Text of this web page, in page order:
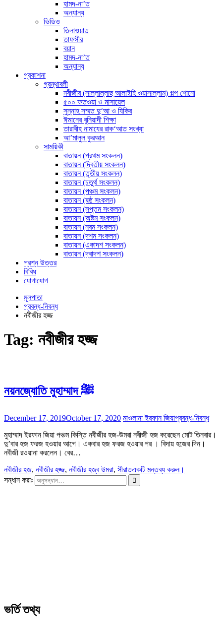
হামদ-না’ত
অন্যান্য
ভিডিও
তিলাওয়াত
তাফসীর
বয়ান
হামদ-না’ত
অন্যান্য
প্রকাশনা
গ্রন্থাবলী
নবীজীর (সাল্লাল্লাহু আলাইহি ওয়াসাল্লাম) গল্প শোনো
৫০০ ফতওয়া ও মাসায়েল
সুন্নাহ সম্মত দু‘আ ও যিকির
ঈমানের বুনিয়াদী শিক্ষা
তারাবীহ নামাযের রাক‘আত সংখ্যা
আ’মালুল কুরআন
সাময়িকী
বাতায়ন (প্রথম সংকলন)
বাতায়ন (দ্বিতীয় সংকলন)
বাতায়ন (তৃতীয় সংকলন)
বাতায়ন (চতুর্থ সংকলন)
বাতায়ন (পঞ্চম সংকলন)
বাতায়ন (ষষ্ঠ সংকলন)
বাতায়ন (সপ্তম সংকলন)
বাতায়ন (অষ্টম সংকলন)
বাতায়ন (নবম সংকলন)
বাতায়ন (দশম সংকলন)
বাতায়ন (একাদশ সংকলন)
বাতায়ন (দ্বাদশ সংকলন)
প্রশ্ন উত্তর
বিবিধ
যোগাযোগ
মূলপাতা
প্রবন্ধ-নিবন্ধ
নবীজীর হজ্জ
Tag: নবীজীর হজ্জ
নয়নজ্যোতি মুহাম্মাদ ﷺ
December 17, 2019October 17, 2020 মাওলানা ইরফান জিয়াপ্রবন্ধ-নিবন্ধ
মুহাম্মাদ ইরফান জিয়া পঞ্চম কিস্তি নবীজীর হজ-উমরা নবীজী হজ করেছেন মোট তিনবার।
দু’বার হজ ফরজ হওয়ার আগে। একবার হজ ফরজ হওয়ার পর । বিদায় হজের দিন।
নবীজী রওয়ানা করলেন। বের…
নবীজীর হজ, নবীজীর হজ্জ, নবীজীর হজ্ব উমরা, সীরাতএকটি মন্তব্য করুন।
সন্ধান করাঃ
ভর্তি তথ্য